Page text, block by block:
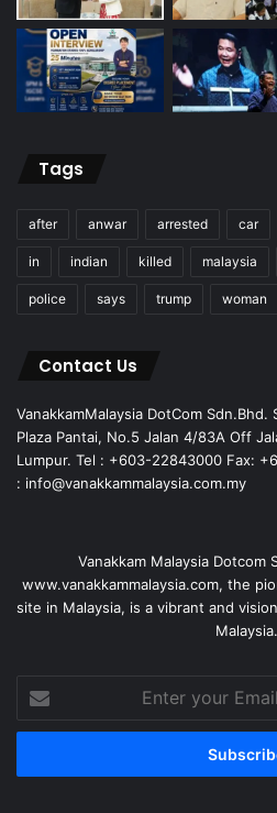
Tags
after anwar arrested car
in indian killed malaysia
police says trump woman
Contact Us
VanakkamMalaysia DotCom
Plaza Pantai, No.5 Jalan 4/83A Off
Lumpur. Tel : +603-22843000 Fax:
: info@vanakkammalaysia.com.my
Vanakkam Malaysia Dotcom
www.vanakkammalaysia.com, the
site in Malaysia, is a vibrant and
Malaysia.
your
Email